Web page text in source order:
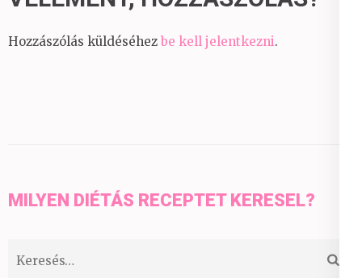
Hozzászólás küldéséhez be kell jelentkezni.
MILYEN DIÉTÁS RECEPTET KERESEL?
Keresés: